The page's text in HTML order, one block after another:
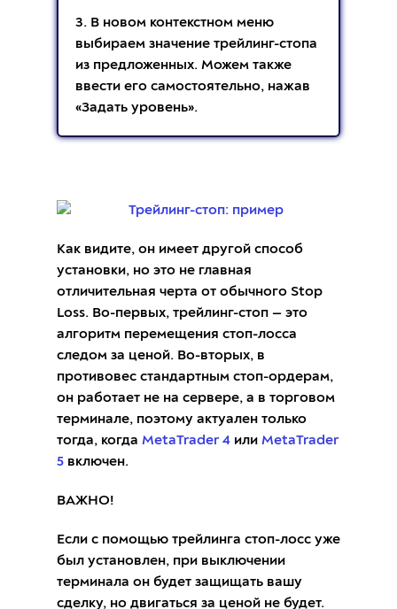
3. В новом контекстном меню
выбираем значение трейлинг-стопа
из предложенных. Можем также
ввести его самостоятельно, нажав
«Задать уровень».
Как видите, он имеет другой способ
установки, но это не главная
отличительная черта от обычного Stop
Loss. Во-первых, трейлинг-стоп — это
алгоритм перемещения стоп-лосса
следом за ценой. Во-вторых, в
противовес стандартным стоп-ордерам,
он работает не на сервере, а в торговом
терминале, поэтому актуален только
тогда, когда MetaTrader 4 или MetaTrader
5 включен.
ВАЖНО!
Если с помощью трейлинга стоп-лосс уже
был установлен, при выключении
терминала он будет защищать вашу
сделку, но двигаться за ценой не будет.